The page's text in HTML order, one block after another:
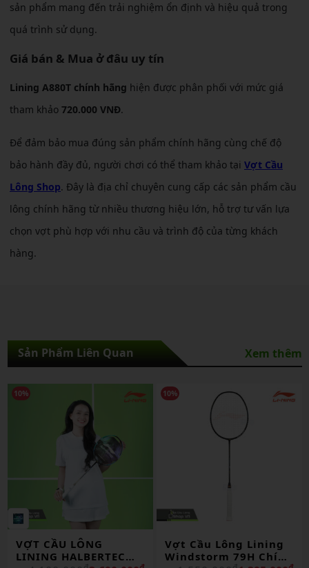
sản phẩm mang đến trải nghiệm ổn định và hiệu quả trong
quá trình sử dụng.
Giá bán & Mua ở đâu uy tín
Lining A880T chính hãng hiện được phân phối với mức giá
tham khảo 720.000 VNĐ.
Để đảm bảo mua đúng sản phẩm chính hãng cùng chế độ
bảo hành đầy đủ, người chơi có thể tham khảo tại Vợt Cầu
Lông Shop. Đây là địa chỉ chuyên cung cấp các sản phẩm cầu
lông chính hãng từ nhiều thương hiệu lớn, hỗ trợ tư vấn lựa
chọn vợt phù hợp với nhu cầu và trình độ của từng khách
hàng.
Sản Phẩm Liên Quan Xem thêm
10%
Vợt Cầu Lông Lining
Windstorm 79H Chính
10%
Vợt Cầu Lông Lining
Turbo Charging 50d